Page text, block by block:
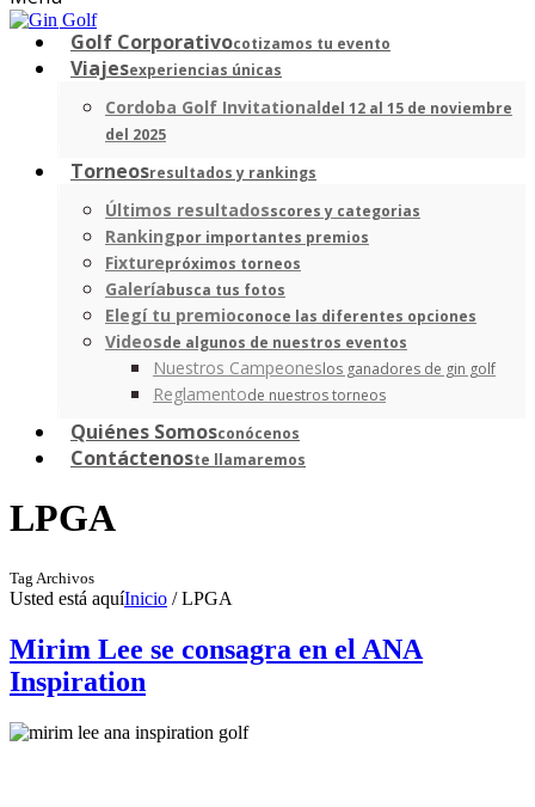
Golf Corporativocotizamos tu evento
Viajesexperiencias únicas
Cordoba Golf Invitationaldel 12 al 15 de noviembre
del 2025
Torneosresultados y rankings
Últimos resultadosscores y categorias
Rankingpor importantes premios
Fixturepróximos torneos
Galeríabusca tus fotos
Elegí tu premioconoce las diferentes opciones
Videosde algunos de nuestros eventos
Nuestros Campeoneslos ganadores de gin golf
Reglamentode nuestros torneos
Quiénes Somosconócenos
Contáctenoste llamaremos
LPGA
Tag Archivos
Usted está aquíInicio /LPGA
Mirim Lee se consagra en el ANA
Inspiration